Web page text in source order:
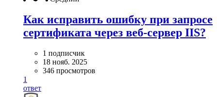
Как исправить ошибку при запросе
сертификата через веб-сервер IIS?
1 подписчик
18 нояб. 2025
346 просмотров
1
ответ